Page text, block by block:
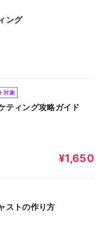
ング
対象
ティング攻略ガイド
¥1,650
ストの作り方